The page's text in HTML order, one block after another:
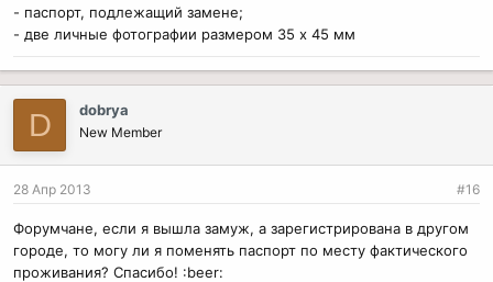
- паспорт, подлежащий замене;
- две личные фотографии размером 35 x 45 мм
D dobrya
New Member
28 Апр 2013 #16
Форумчане, если я вышла замуж, а зарегистрирована в другом
городе, то могу ли я поменять паспорт по месту фактического
проживания? Спасибо! :beer: